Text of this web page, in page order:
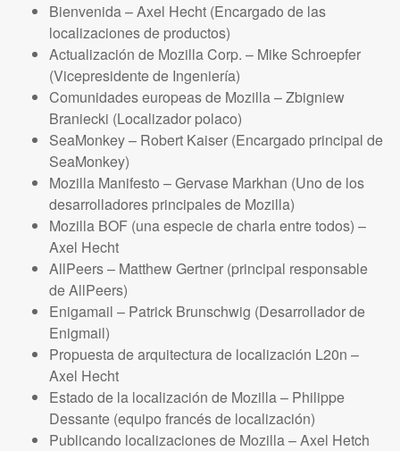
Bienvenida – Axel Hecht (Encargado de las
localizaciones de productos)
Actualización de Mozilla Corp. – Mike Schroepfer
(Vicepresidente de Ingeniería)
Comunidades europeas de Mozilla – Zbigniew
Braniecki (Localizador polaco)
SeaMonkey – Robert Kaiser (Encargado principal de
SeaMonkey)
Mozilla Manifesto – Gervase Markhan (Uno de los
desarrolladores principales de Mozilla)
Mozilla BOF (una especie de charla entre todos) –
Axel Hecht
AllPeers – Matthew Gertner (principal responsable
de AllPeers)
Enigamail – Patrick Brunschwig (Desarrollador de
Enigmail)
Propuesta de arquitectura de localización L20n –
Axel Hecht
Estado de la localización de Mozilla – Philippe
Dessante (equipo francés de localización)
Publicando localizaciones de Mozilla – Axel Hetch